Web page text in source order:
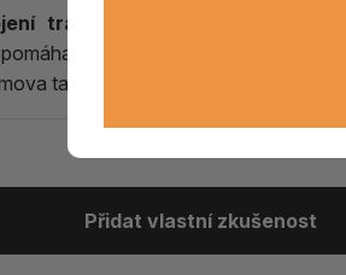
tradice, přírody a rituální síly
tak přináší
Přidat vlastní zkušenost